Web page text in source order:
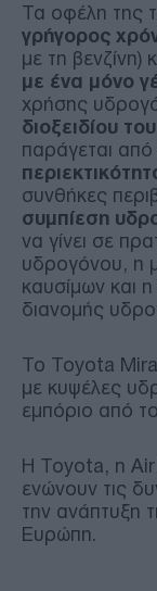
Τα οφέλη της
γρήγορος
με τη βενζίνη)
με ένα μόνο
χρήσης
διοξειδίου
παράγεται
συνθήκες
συμπίεση
να γίνει σε
υδρογόνου, η
καυσίμων και
διανομής
Το Toyota
με κυψέλες
εμπόριο από
Η Toyota, η
ενώνουν τις
την ανάπτυξη
Ευρώπη.